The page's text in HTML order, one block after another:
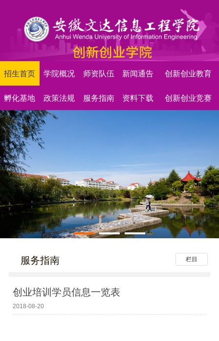
招生首页 学院概况 师资队伍 新闻通告 创新创业教育
孵化基地 政策法规 服务指南 资料下载 创新创业竞赛
栏目
服务指南
创业培训学员信息一览表
2018-08-20